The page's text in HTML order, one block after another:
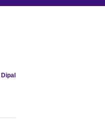
Dipal